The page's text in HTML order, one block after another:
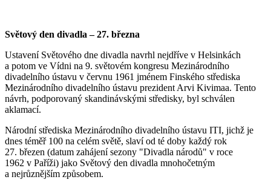
Světový den divadla – 27. března
Ustavení Světového dne divadla navrhl nejdříve v Helsinkách
a potom ve Vídni na 9. světovém kongresu Mezinárodního
divadelního ústavu v červnu 1961 jménem Finského střediska
Mezinárodního divadelního ústavu prezident Arvi Kivimaa. Tento
návrh, podporovaný skandinávskými středisky, byl schválen
aklamací.
Národní střediska Mezinárodního divadelního ústavu ITI, jichž je
dnes téměř 100 na celém světě, slaví od té doby každý rok
27. březen (datum zahájení sezony "Divadla národů" v roce
1962 v Paříži) jako Světový den divadla mnohočetným
a nejrůznějším způsobem.